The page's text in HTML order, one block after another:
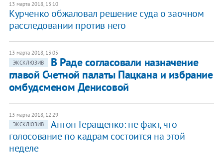
13 марта 2018, 13:10
Курченко обжаловал решение суда о заочном
расследовании против него
13 марта 2018, 13:05
ЭКСКЛЮЗИВ
В Раде согласовали назначение
главой Счетной палаты Пацкана и избрание
омбудсменом Денисовой
13 марта 2018, 12:29
ЭКСКЛЮЗИВ
Антон Геращенко: не факт, что
голосование по кадрам состоится на этой
неделе